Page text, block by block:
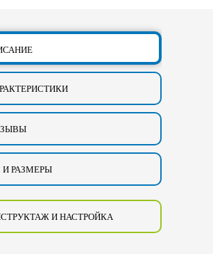
И РАЗМЕРЫ
И НАСТРОЙКА